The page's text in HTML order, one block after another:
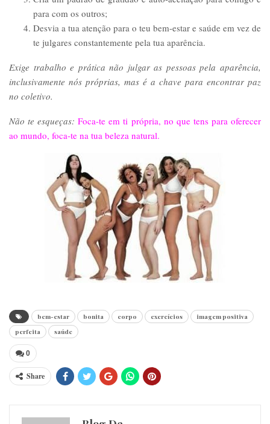
para com os outros;
Desvia a tua atenção para o teu bem-estar e saúde em vez de
te julgares constantemente pela tua aparência.
Exige trabalho e prática não julgar as pessoas pela aparência,
inclusivamente nós próprias, mas é a chave para encontrar paz
no coletivo.
Não te esqueças: Foca-te em ti própria, no que tens para oferecer
ao mundo, foca-te na tua beleza natural.
bem-estar bonita corpo exercícios
imagem positiva
perfeita
saúde
0
Share